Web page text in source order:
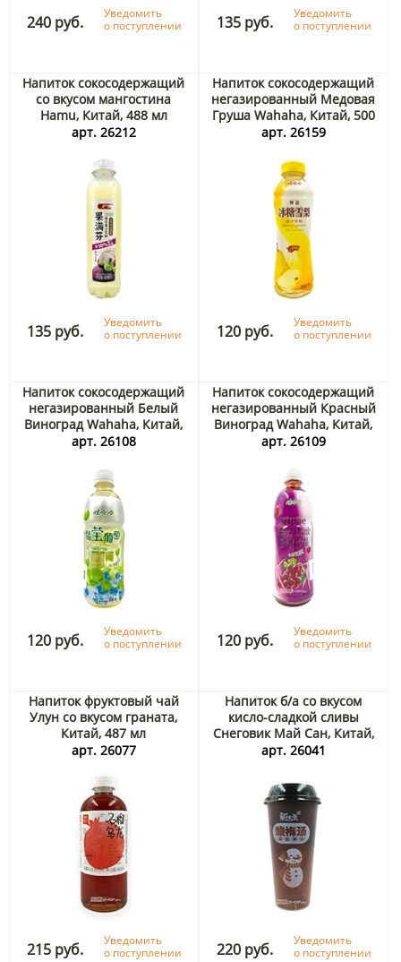
240 руб.
Уведомить
о поступлении
135 руб.
Уведомить
о поступлении
Напиток сокосодержащий
со вкусом мангостина
Hamu, Китай, 488 мл
арт. 26212
135 руб.
Уведомить
о поступлении
Напиток сокосодержащий
негазированный Медовая
Груша Wahaha, Китай, 500
мл
арт. 26159
120 руб.
Уведомить
о поступлении
Напиток сокосодержащий
негазированный Белый
Виноград Wahaha, Китай,
500 мл
арт. 26108
120 руб.
Уведомить
о поступлении
Напиток сокосодержащий
негазированный Красный
Виноград Wahaha, Китай,
500 мл
арт. 26109
120 руб.
Уведомить
о поступлении
Напиток фруктовый чай
Улун со вкусом граната,
Китай, 487 мл
арт. 26077
215 руб.
Уведомить
о поступлении
Напиток б/а со вкусом
кисло-сладкой сливы
Снеговик Май Сан, Китай,
610 мл
арт. 26041
220 руб.
Уведомить
о поступлении